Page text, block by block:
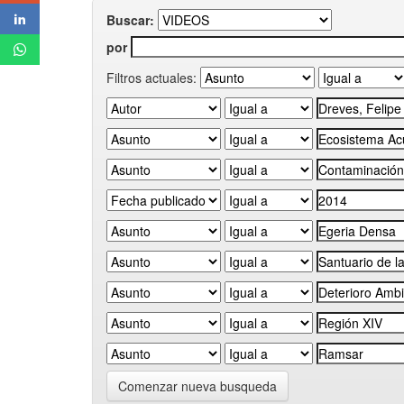
Buscar:
por
Filtros actuales:
Comenzar nueva busqueda